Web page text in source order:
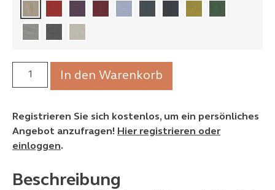
In den Warenkorb
Registrieren Sie sich kostenlos, um ein persönliches
Angebot anzufragen! Hier registrieren oder
einloggen.
Beschreibung